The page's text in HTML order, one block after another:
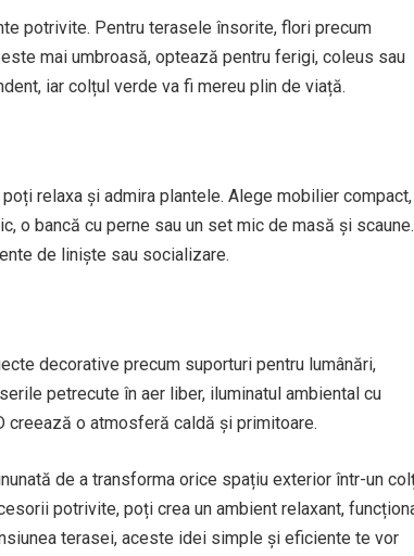
potrivite. Pentru terasele însorite, flori precum
mai umbroasă, optează pentru ferigi, coleus sau
iar colțul verde va fi mereu plin de viață.
relaxa și admira plantele. Alege mobilier compact,
o bancă cu perne sau un set mic de masă și scaune.
de liniște sau socializare.
decorative precum suporturi pentru lumânări,
petrecute în aer liber, iluminatul ambiental cu
creează o atmosferă caldă și primitoare.
de a transforma orice spațiu exterior într-un
potrivite, poți crea un ambient relaxant,
terasei, aceste idei simple și eficiente te vor